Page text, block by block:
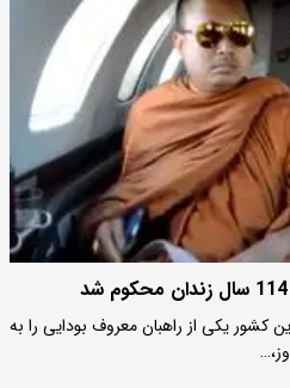
کشور یکی از راهبان معروف بودایی را به